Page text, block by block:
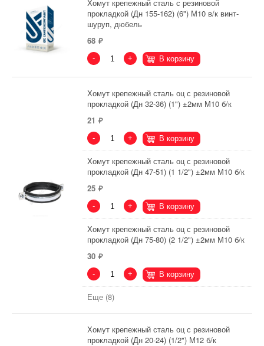
Хомут крепежный сталь с резиновой
прокладкой (Дн 155-162) (6") М10 в/к винт-
шуруп, дюбель
68
- + В корзину
Хомут крепежный сталь оц с резиновой
прокладкой (Дн 32-36) (1") ±2мм М10 б/к
21
- + В корзину
Хомут крепежный сталь оц с резиновой
прокладкой (Дн 47-51) (1 1/2") ±2мм М10 б/к
25
- + В корзину
Хомут крепежный сталь оц с резиновой
прокладкой (Дн 75-80) (2 1/2") ±2мм М10 б/к
30
- + В корзину
Еще (8)
Хомут крепежный сталь оц с резиновой
прокладкой (Дн 20-24) (1/2") М12 б/к